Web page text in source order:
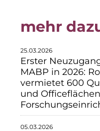
The Q
The
The Stack
mehr
25.03.2026
Erster
MABP in 2026:
vermietet 600
und
05.03.2026